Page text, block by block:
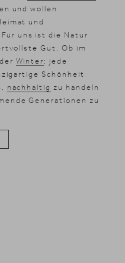
und wollen
und
uns ist die Natur
Gut. Ob im
Winter : jede
Schönheit
nachhaltig zu handeln
Generationen zu